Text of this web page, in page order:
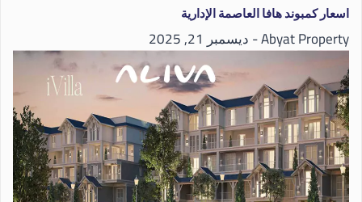
اسعار كمبوند هافا العاصمة الإدارية
Abyat Property ديسمبر 21, 2025